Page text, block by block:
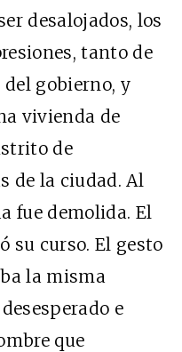
desalojados, los
tanto de
gobierno, y
vivienda de
de
de la ciudad. Al
fue demolida. El
su curso. El gesto
la misma
e
que